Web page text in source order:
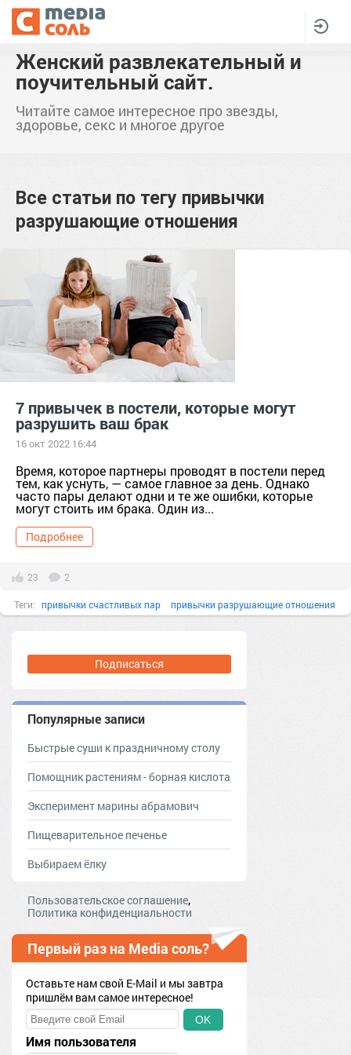
Женский развлекательный и
поучительный сайт.
Читайте самое интересное про звезды,
здоровье, секс и многое другое
Все статьи по тегу привычки
разрушающие отношения
7 привычек в постели, которые могут
разрушить ваш брак
16 окт 2022 16:44
Время, которое партнеры проводят в постели перед
тем, как уснуть, — самое главное за день. Однако
часто пары делают одни и те же ошибки, которые
могут стоить им брака. Один из...
Подробнее
23 2
Теги: привычки счастливых пар привычки разрушающие отношения
Подписаться
Популярные записи
Быстрые суши к праздничному столу
Помощник растениям - борная кислота
Эксперимент марины абрамович
Пищеварительное печенье
Выбираем ёлку
Пользовательское соглашение,
Политика конфиденциальности
Первый раз на Media соль?
Оставьте нам свой E-Mail и мы завтра
пришлём вам самое интересное!
OK
Имя пользователя